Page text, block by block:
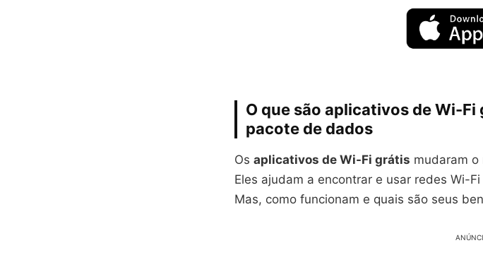
O que são aplicativos de Wi-
pacote de dados
Os aplicativos de Wi-Fi grátis mudaram o
Eles ajudam a encontrar e usar redes Wi-
Mas, como funcionam e quais são seus